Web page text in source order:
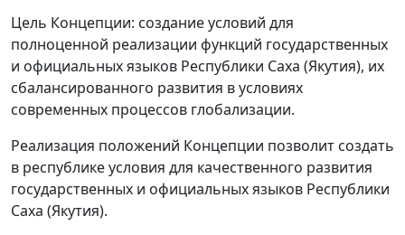
Цель Концепции: создание условий для
полноценной реализации функций государственных
и официальных языков Республики Саха (Якутия), их
сбалансированного развития в условиях
современных процессов глобализации.
Реализация положений Концепции позволит создать
в республике условия для качественного развития
государственных и официальных языков Республики
Саха (Якутия).